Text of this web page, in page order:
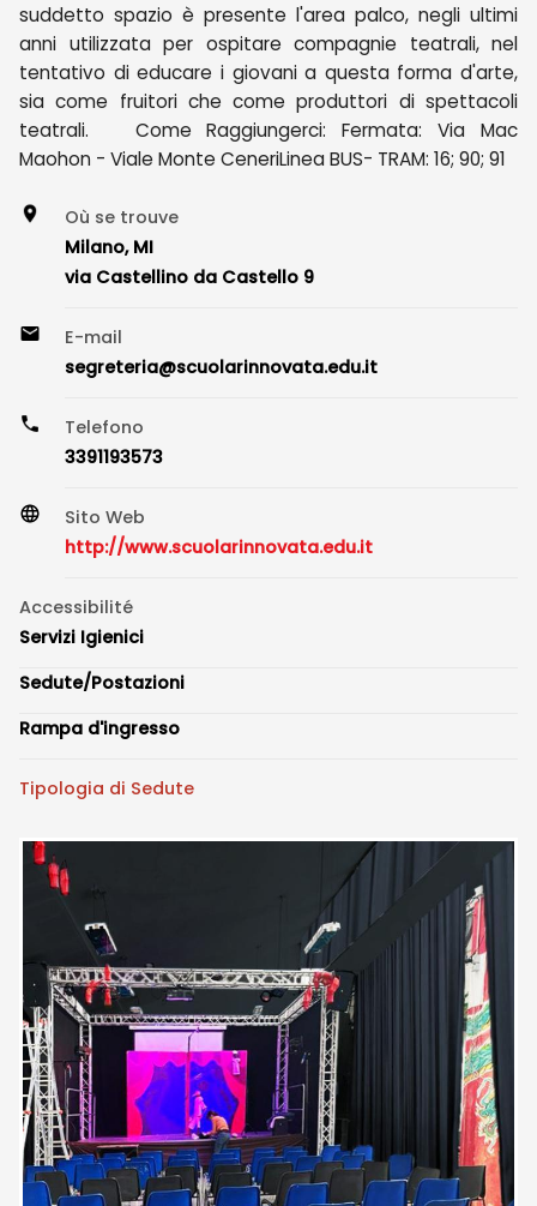
suddetto spazio è presente l'area palco, negli ultimi
anni utilizzata per ospitare compagnie teatrali, nel
tentativo di educare i giovani a questa forma d'arte,
sia come fruitori che come produttori di spettacoli
teatrali. Come Raggiungerci: Fermata: Via Mac
Maohon - Viale Monte CeneriLinea BUS- TRAM: 16; 90; 91
Où se trouve
Milano, MI
via Castellino da Castello 9
E-mail
segreteria@scuolarinnovata.edu.it
Telefono
3391193573
Sito Web
http://www.scuolarinnovata.edu.it
Accessibilité
Servizi Igienici
Sedute/Postazioni
Rampa d'ingresso
Tipologia di Sedute